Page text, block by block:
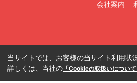
会社案内
当サイトでは、お客様の当サイト利用状
詳しくは、当社の 「Cookieの取扱いについて